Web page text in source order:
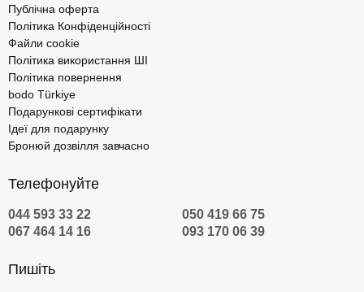
Публічна оферта
Політика Конфіденційності
Файли cookie
Політика використання ШІ
Політика повернення
bodo Türkiye
Подарункові сертифікати
Ідеї для подарунку
Бронюй дозвілля завчасно
Телефонуйте
044 593 33 22
050 419 66 75
067 464 14 16
093 170 06 39
Пишіть